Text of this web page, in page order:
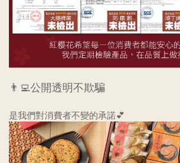
👨‍💻公開透明不欺騙
是我們對消費者不變的承諾💕